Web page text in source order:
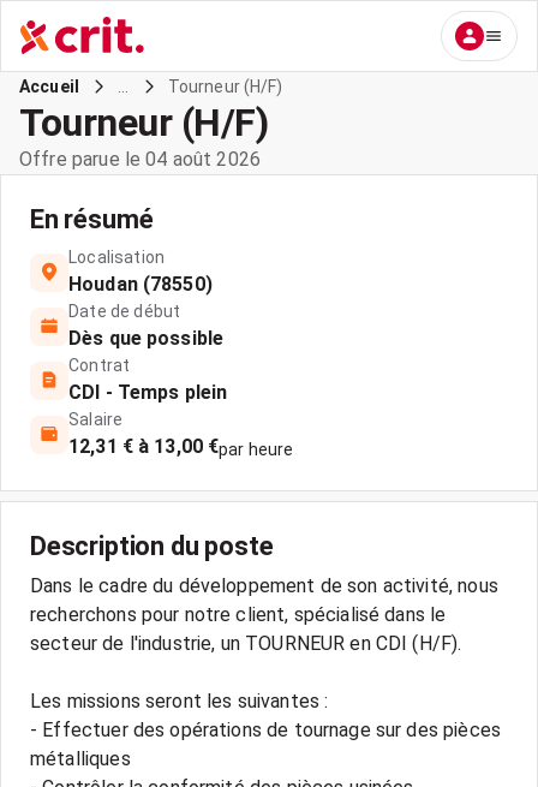
Accueil Tourneur (H/F)
Tourneur (H/F)
Offre parue le 04 août 2026
En résumé
Localisation
Houdan (78550)
Date de début
Dès que possible
Contrat
CDI - Temps plein
Salaire
12,31 € à 13,00 €par heure
Description du poste
Dans le cadre du développement de son activité, nous
recherchons pour notre client, spécialisé dans le
secteur de l'industrie, un TOURNEUR en CDI (H/F).
Les missions seront les suivantes :
- Effectuer des opérations de tournage sur des pièces
métalliques